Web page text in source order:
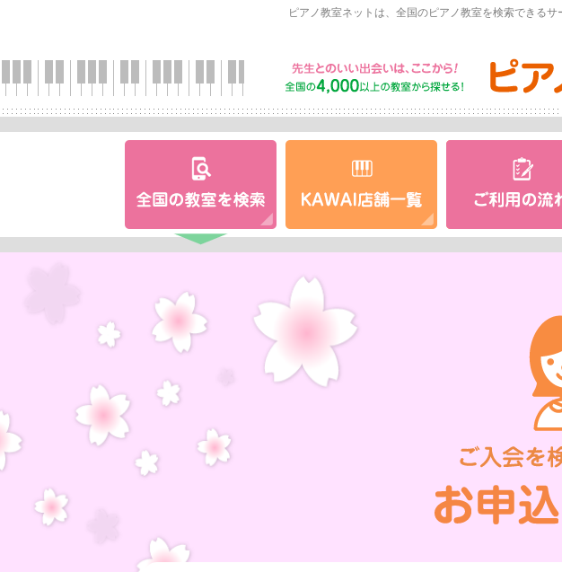
ピアノ教室ネットは、全国のピアノ教室を検索できる